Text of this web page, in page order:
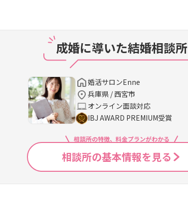
成婚に導いた結婚相談所
婚活サロンEnne
兵庫県 / 西宮市
オンライン面談対応
IBJ AWARD PREMIUM受賞
相談所の特徴、料金プランがわかる
相談所の基本情報を見る